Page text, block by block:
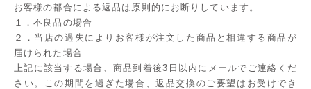
お客様の都合による返品は原則的にお断りしています。
１．不良品の場合
２．当店の過失によりお客様が注文した商品と相違する商品が
届けられた場合
上記に該当する場合、商品到着後3日以内にメールでご連絡くだ
さい。この期間を過ぎた場合、返品交換のご要望はお受けでき